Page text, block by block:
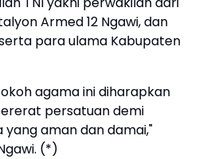
Armed 12 Ngawi, dan
para ulama Kabupaten
agama ini diharapkan
persatuan demi
yang aman dan damai,"
(*)